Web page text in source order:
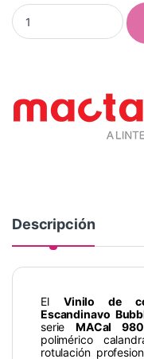
Vinilo Mactac 9839-23
Descripción
El Vinilo de
Escandinavo
serie MACal
polimérico
rotulación